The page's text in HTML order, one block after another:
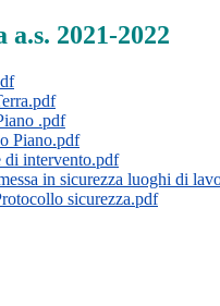
2021-2022
.pdf
Piano.pdf
intervento.pdf
in sicurezza luoghi di
sicurezza.pdf